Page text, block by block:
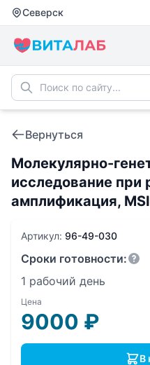
Северск
Вернуться
Молекулярно-
исследование при
амплификация,
Артикул: 96-49-030
Сроки готовности:
1 рабочий день
Цена
9000 ₽
В